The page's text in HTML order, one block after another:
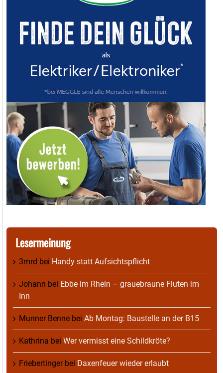
Lesermeinung
3mrd bei Handy statt Aufsichtspflicht
Johann bei Ebbe im Rhein – grauebraune Fluten im
Inn
Munner Benne bei Ab Montag: Baustelle an der B15
Kathrina bei Wer vermisst eine Schildkröte?
Friebertingerbei Daxenfeuer wieder erlaubt